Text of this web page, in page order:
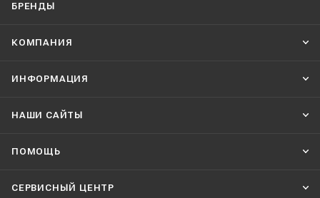
БРЕНДЫ
КОМПАНИЯ
ИНФОРМАЦИЯ
НАШИ CАЙТЫ
ПОМОЩЬ
СЕРВИСНЫЙ ЦЕНТР